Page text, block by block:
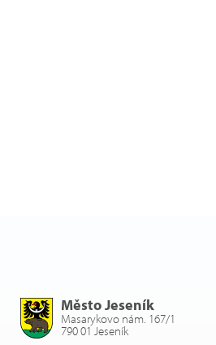
Město Jeseník
Masarykovo nám. 167/1
790 01 Jeseník